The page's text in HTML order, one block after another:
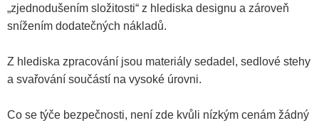
„zjednodušením složitosti“ z hlediska designu a zároveň
snížením dodatečných nákladů.
Z hlediska zpracování jsou materiály sedadel, sedlové stehy
a svařování součástí na vysoké úrovni.
Co se týče bezpečnosti, není zde kvůli nízkým cenám žádný